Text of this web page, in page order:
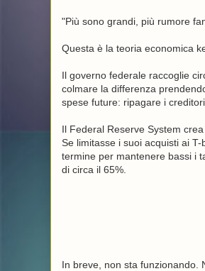
"Più sono grandi, più rumore
Questa è la teoria economica
Il governo federale raccoglie
colmare la differenza
spese future: ripagare i creditori .
Il Federal Reserve System
Se limitasse i suoi acquisti ai
termine per mantenere bassi i
di circa il 65%.
In breve, non sta funzionando.